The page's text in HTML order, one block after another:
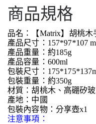
商品規格
品名：【Matrix】胡桃木
產品尺寸：157*97*107
產品重量：約185g
產品容量：600ml
包裝尺寸：
包裝重量：約350g
材質：胡桃木、高硼矽
產地：中國
包裝內容物：分享壺x1
注意事項：